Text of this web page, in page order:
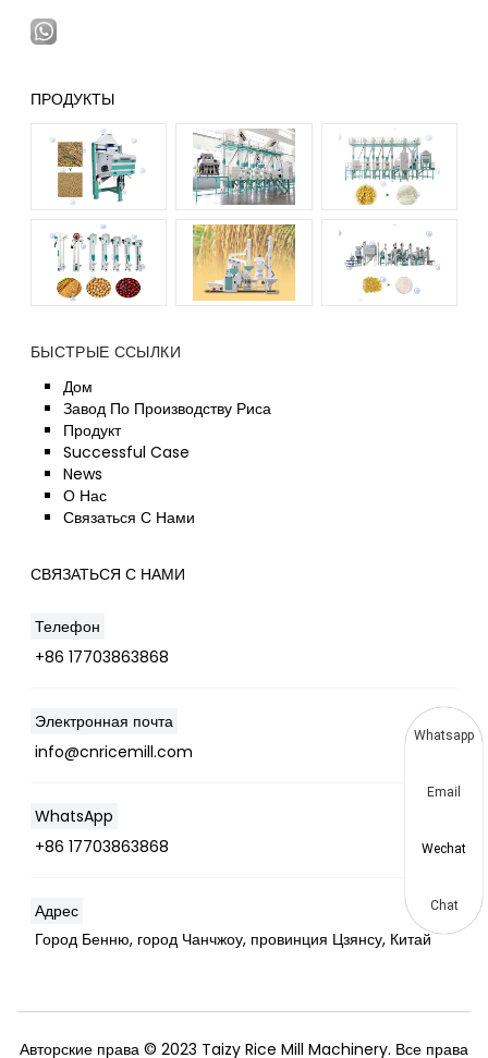
ПРОДУКТЫ
БЫСТРЫЕ ССЫЛКИ
Дом
Завод По Производству Риса
Продукт
Successful Case
News
О Нас
Связаться С Нами
СВЯЗАТЬСЯ С НАМИ
Телефон
+86 17703863868
Электронная почта
info@cnricemill.com
WhatsApp
+86 17703863868
Адрес
Город Бенню, город Чанчжоу, провинция Цзянсу, Китай
Авторские права © 2023 Taizy Rice Mill Machinery. Все права
Whatsapp
Email
Wechat
Chat